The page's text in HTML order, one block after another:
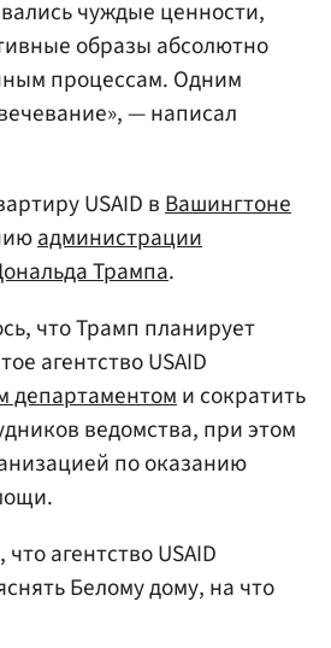
чуждые ценности,
образы абсолютно
процессам. Одним
— написал
USAID вВашингтоне
администрации
Трампа.
что Трамп планирует
агентство USAID
департаментоми сократить
ведомства, при этом
по оказанию
агентство USAID
Белому дому, на что